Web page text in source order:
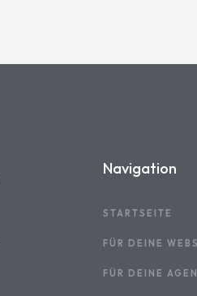
Navigation
STARTSEITE
FÜR DEINE
FÜR DEINE